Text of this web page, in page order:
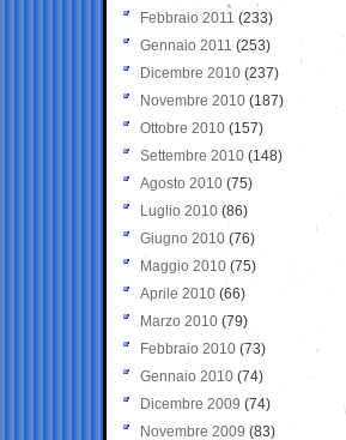
Febbraio 2011 (233)
Gennaio 2011 (253)
Dicembre 2010 (237)
Novembre 2010 (187)
Ottobre 2010 (157)
Settembre 2010 (148)
Agosto 2010 (75)
Luglio 2010 (86)
Giugno 2010 (76)
Maggio 2010 (75)
Aprile 2010 (66)
Marzo 2010 (79)
Febbraio 2010 (73)
Gennaio 2010 (74)
Dicembre 2009 (74)
Novembre 2009 (83)